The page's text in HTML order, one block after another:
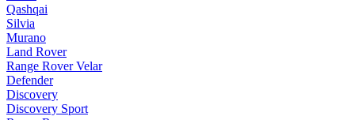
Qashqai
Silvia
Murano
Land Rover
Range Rover Velar
Defender
Discovery
Discovery Sport